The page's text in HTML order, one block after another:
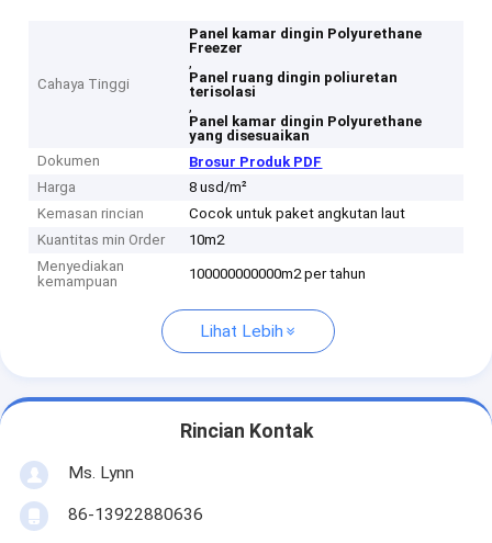
Cahaya Tinggi
Panel kamar dingin Polyurethane
Freezer
,
Panel ruang dingin poliuretan
terisolasi
,
Panel kamar dingin Polyurethane
yang disesuaikan
Dokumen
Brosur Produk PDF
Harga
8 usd/m²
Kemasan rincian
Cocok untuk paket angkutan laut
Kuantitas min Order
10m2
Menyediakan
kemampuan
100000000000m2 per tahun
Lihat Lebih
Rincian Kontak
Ms. Lynn
86-13922880636